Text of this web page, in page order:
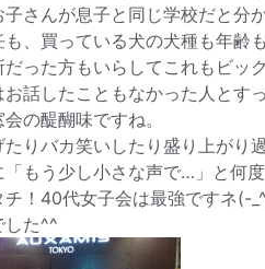
さんが息子と同じ学校だと分
、買っている犬の犬種も年齢
った方もいらしてこれもビッ
話したこともなかった人とす
の醍醐味ですね。
りバカ笑いしたり盛り上がり過
「もう少し小さな声で…」と何
チ！40代女子会は最強ですネ(-
した^^